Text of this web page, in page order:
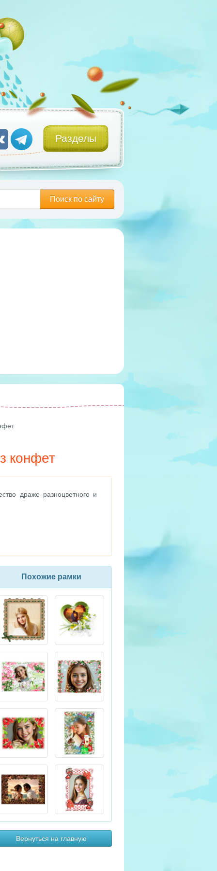
Разделы
Поиск по сайту
конфет
драже разноцветного и
Похожие рамки
Вернуться на главную